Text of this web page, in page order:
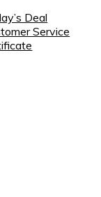
Deal
Service